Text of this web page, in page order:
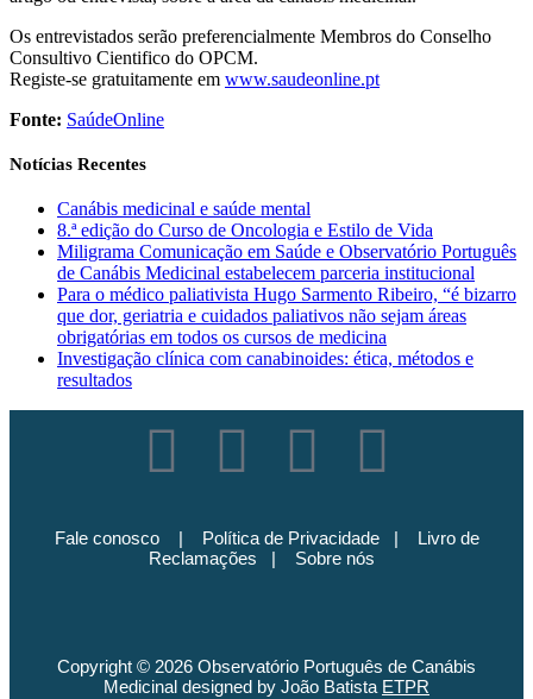
Os entrevistados serão preferencialmente Membros do Conselho
Consultivo Cientifico do OPCM.
Registe-se gratuitamente em www.saudeonline.pt
Fonte: SaúdeOnline
Notícias Recentes
Canábis medicinal e saúde mental
8.ª edição do Curso de Oncologia e Estilo de Vida
Miligrama Comunicação em Saúde e Observatório Português
de Canábis Medicinal estabelecem parceria institucional
Para o médico paliativista Hugo Sarmento Ribeiro, “é bizarro
que dor, geriatria e cuidados paliativos não sejam áreas
obrigatórias em todos os cursos de medicina
Investigação clínica com canabinoides: ética, métodos e
resultados
Fale conosco| Política de Privacidade| Livro de
Reclamações | Sobre nós
Copyright © 2026 Observatório Português de Canábis
Medicinal designed by João Batista ETPR